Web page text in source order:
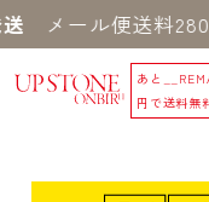
ル便送料280円（
あと
円で送料無